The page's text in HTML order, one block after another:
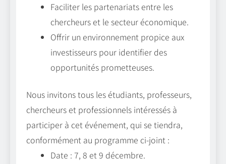
Faciliter les partenariats entre les
chercheurs et le secteur économique.
Offrir un environnement propice aux
investisseurs pour identifier des
opportunités prometteuses.
Nous invitons tous les étudiants, professeurs,
chercheurs et professionnels intéressés à
participer à cet événement, qui se tiendra,
conformément au programme ci-joint :
Date : 7, 8 et 9 décembre.